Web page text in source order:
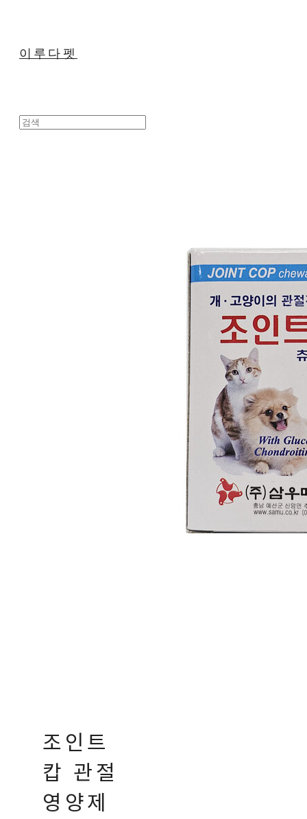
이루다펫
조인트
캅 관절
영양제